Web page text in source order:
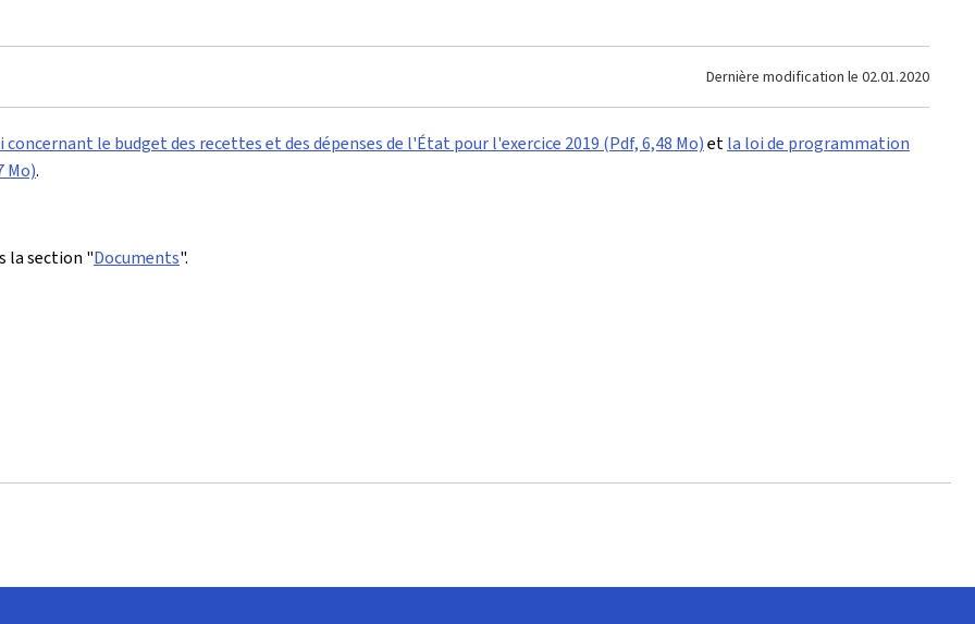
Dernière modification le 02.01.2020
concernant le budget des recettes et des dépenses de l'État pour l'exercice 2019 (Pdf, 6,48 Mo)etla loi de programmation
Mo).
la section "Documents".